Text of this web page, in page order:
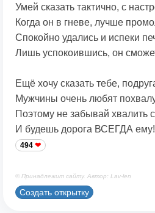
Умей сказать тактично, с
Когда он в гневе, лучше
Спокойно удались и испеки
Лишь успокоившись, он
Ещё хочу сказать тебе,
Мужчины очень любят
Поэтому не забывай хвалить
И будешь дорога ВСЕГДА ему!
494
© Принадлежит сайту. Автор: Lav-len
Создать открытку